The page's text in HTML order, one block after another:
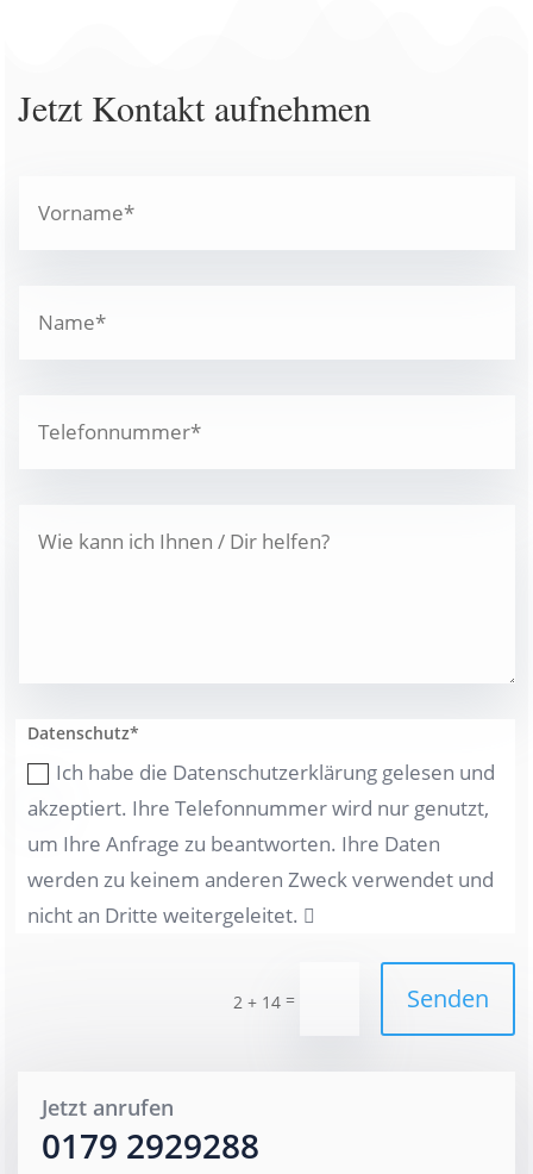
Jetzt Kontakt aufnehmen
Datenschutz*
Ich habe die Datenschutzerklärung gelesen und
akzeptiert. Ihre Telefonnummer wird nur genutzt,
um Ihre Anfrage zu beantworten. Ihre Daten
werden zu keinem anderen Zweck verwendet und
nicht an Dritte weitergeleitet.
2 + 14 = Senden
Jetzt anrufen
0179 2929288